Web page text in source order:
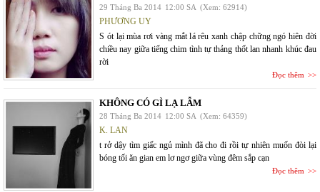
29 Tháng Ba 2014 12:00 SA (Xem: 62914)
PHƯƠNG UY
S ót lại mùa rơi vàng mắt lá rêu xanh chập chững ngó hiên đời
chiều nay giữa tiếng chim tình tự thảng thốt lan nhanh khúc đau
rời
Đọc thêm
KHÔNG CÓ GÌ LẠ LẪM
28 Tháng Ba 2014 12:00 SA (Xem: 64359)
K. LAN
t rở dậy tìm giấc ngủ mình đã cho đi rồi tự nhiên muốn đòi lại
bóng tối ăn gian em lơ ngơ giữa vùng đêm sắp cạn
Đọc thêm